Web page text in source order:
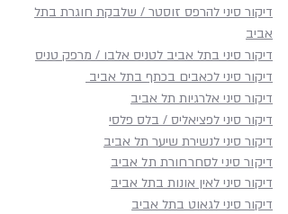
דיקור סיני להרפס זוסטר / שלבקת חוגרת בתל
אביב
דיקור סיני בתל אביב לטניס אלבו / מרפק טניס
דיקור סיני לכאבים בכתף​ בתל אביב
דיקור סיני אלרגיות תל אביב
דיקור סיני לפציאליס / בלס פלסי
דיקור סיני לנשירת שיער תל אביב
דיקור סיני לסחרחורת תל אביב
דיקור סיני לאין אונות בתל אביב
דיקור סיני לגאוט בתל אביב